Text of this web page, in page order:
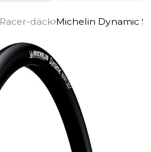
Racer-däck Michelin Dynamic